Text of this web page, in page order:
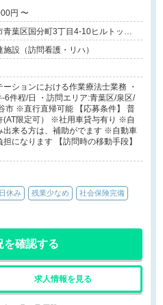
年収 2,640,000円 〜
青葉区国分町3丁目4-10ヒルトップ
設（訪問看護・リハ）
ションにおける作業療法士業務 ・
6件程/日 ・訪問エリア:青葉区/泉区/
市 ※直行直帰可能 【応募条件】 普
(AT限定可） ※社用車貸与有り ※自
出来る方は、補助がでます ※自動車
になります 【訪問時の移動手段】
休み 残業少なめ 社会保険完備
を確認する
求人情報を見る